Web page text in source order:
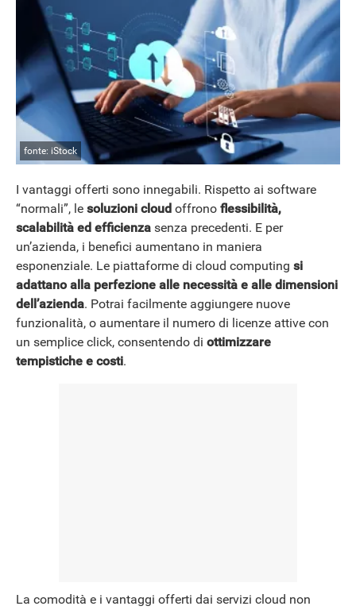
NEWS
fonte: iStock
I vantaggi offerti sono innegabili. Rispetto ai software
“normali”, le soluzioni cloud offrono flessibilità,
scalabilità ed efficienza senza precedenti. E per
un’azienda, i benefici aumentano in maniera
esponenziale. Le piattaforme di cloud computing si
adattano alla perfezione alle necessità e alle dimensioni
dell’azienda. Potrai facilmente aggiungere nuove
funzionalità, o aumentare il numero di licenze attive con
un semplice click, consentendo di ottimizzare
tempistiche e costi.
La comodità e i vantaggi offerti dai servizi cloud non